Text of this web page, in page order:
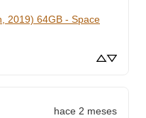
2019) 64GB - Space
hace 2 meses